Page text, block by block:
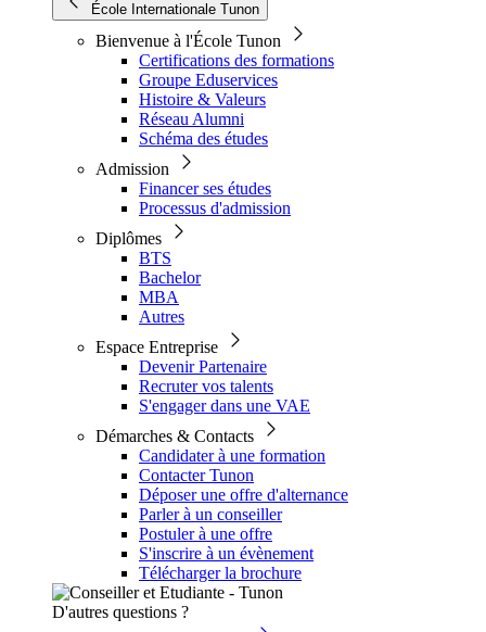
École Internationale Tunon
Bienvenue à l'École Tunon
Certifications des formations
Groupe Eduservices
Histoire & Valeurs
Réseau Alumni
Schéma des études
Admission
Financer ses études
Processus d'admission
Diplômes
BTS
Bachelor
MBA
Autres
Espace Entreprise
Devenir Partenaire
Recruter vos talents
S'engager dans une VAE
Démarches & Contacts
Candidater à une formation
Contacter Tunon
Déposer une offre d'alternance
Parler à un conseiller
Postuler à une offre
S'inscrire à un évènement
Télécharger la brochure
D'autres questions ?